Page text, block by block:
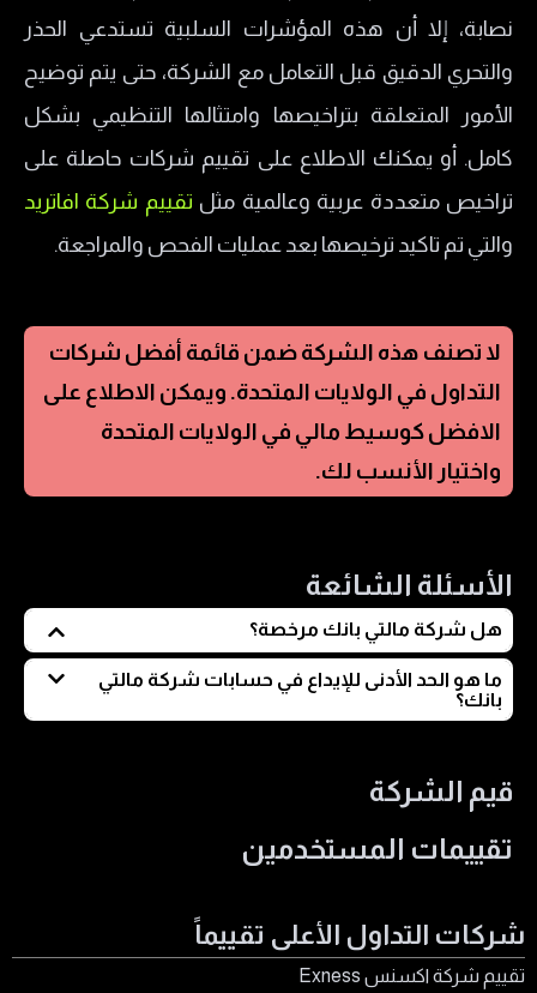
نصابة، إلا أن هذه المؤشرات السلبية تستدعي الحذر
والتحري الدقيق قبل التعامل مع الشركة، حتى يتم توضيح
الأمور المتعلقة بتراخيصها وامتثالها التنظيمي بشكل
كامل. أو يمكنك الاطلاع على تقييم شركات حاصلة على
تراخيص متعددة عربية وعالمية مثل تقييم شركة افاتريد
والتي تم تاكيد ترخيصها بعد عمليات الفحص والمراجعة.
لا تصنف هذه الشركة ضمن قائمة أفضل شركات
التداول في الولايات المتحدة. ويمكن الاطلاع على
الافضل كوسيط مالي في الولايات المتحدة
واختيار الأنسب لك.
الأسئلة الشائعة
هل شركة مالتي بانك مرخصة؟
لا يمكن التأكد بشكل قاطع من أن شركة مالتي بانك
على تراخيص تحت مسميات متعددة، وعدم وضوح التنظيم
في المقال.
ما هو الحد الأدنى للإيداع في حسابات شركة مالتي
بانك؟
قيم الشركة
تقييمات المستخدمين
شركات التداول الأعلى تقييماً
تقييم شركة اكسنس Exness